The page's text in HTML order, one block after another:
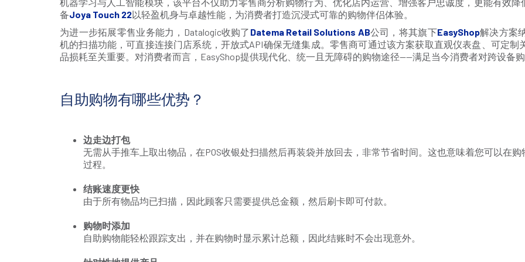
备Joya Touch 22以轻盈机身与卓越性能，为消费者打造沉浸式可靠的购物伴侣体验。
为进一步拓展零售业务能力，Datalogic收购了 Datema Retail Solutions AB公司，将其旗下EasyShop解决方案
机的扫描功能，可直接连接门店系统，开放式API确保无缝集成。零售商可通过该方案获取直观仪表盘、可定
品损耗至关重要。对消费者而言，EasyShop提供现代化、统一且无障碍的购物途径——满足当今消费者对跨设备
自助购物有哪些优势？
边走边打包
无需从手推车上取出物品，在POS收银处扫描然后再装袋并放回去，非常节省时间。这也意味着您可以在
过程。
结账速度更快
由于所有物品均已扫描，因此顾客只需要提供总金额，然后刷卡即可付款。
购物时添加
自助购物能轻松跟踪支出，并在购物时显示累计总额，因此结账时不会出现意外。